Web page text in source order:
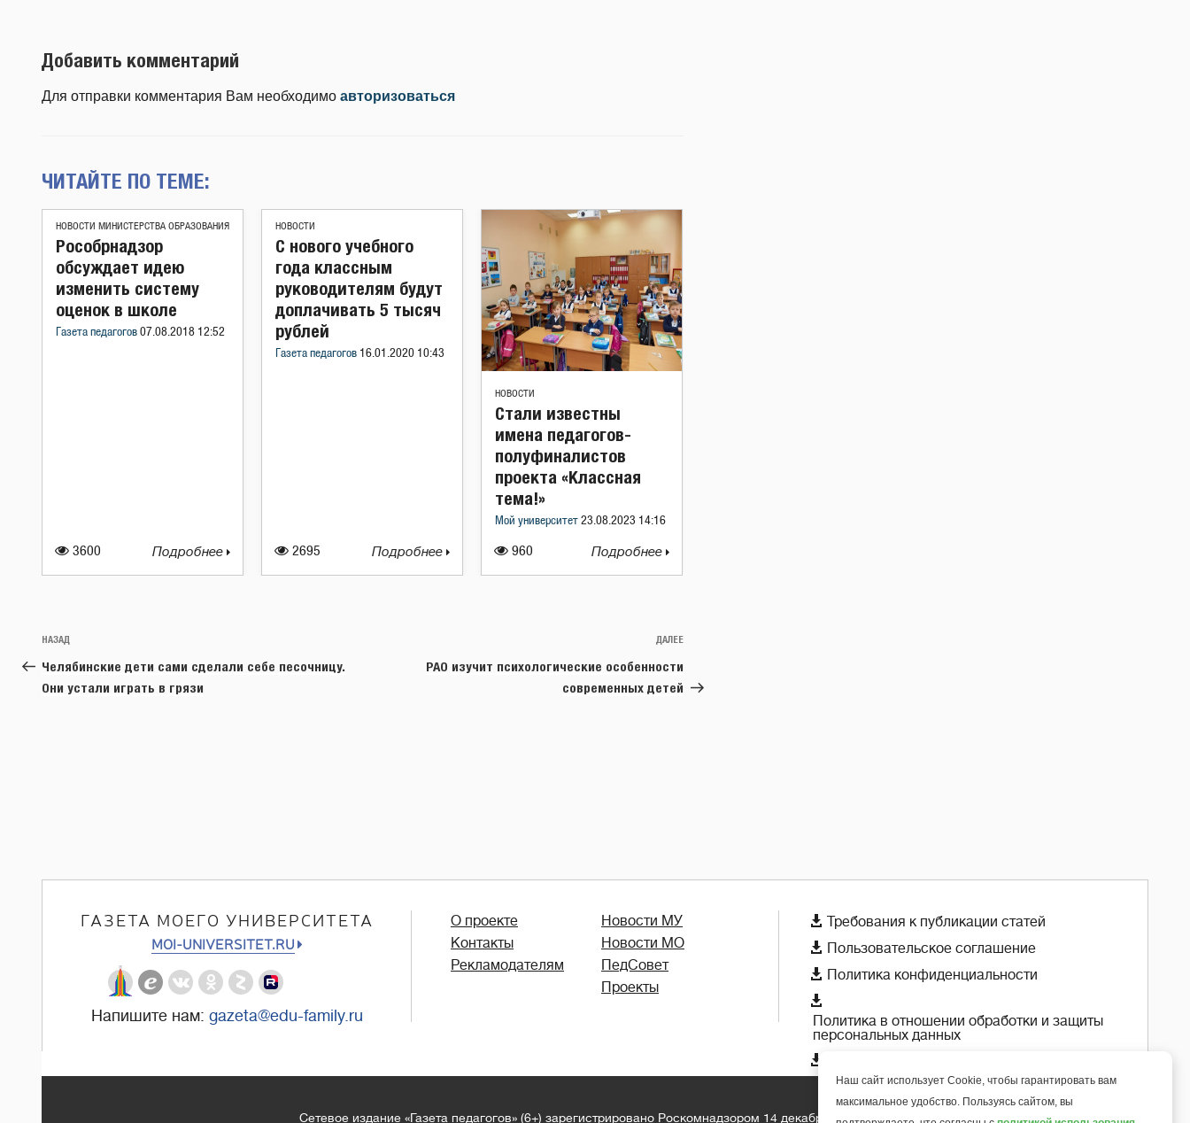
Добавить комментарий
Для отправки комментария Вам необходимо авторизоваться
ЧИТАЙТЕ ПО ТЕМЕ:
НОВОСТИ МИНИСТЕРСТВА ОБРАЗОВАНИЯ
3600
Рособрнадзор
обсуждает идею
изменить систему
оценок в школе
Газета педагогов 07.08.2018 12:52
Подробнее
НОВОСТИ
2695
С нового учебного
года классным
руководителям будут
доплачивать 5 тысяч
рублей
Газета педагогов 16.01.2020 10:43
Подробнее
НОВОСТИ
960
Стали известны
имена педагогов-
полуфиналистов
проекта «Классная
тема!»
Мой университет 23.08.2023 14:16
Подробнее
Навигация
по
записям
Предыдущая
запись:
НАЗАД
Челябинские дети сами сделали себе песочницу.
Они устали играть в грязи
Следующая
ДАЛЕЕ
РАО изучит психологические особенности
современных детей
ГАЗЕТА МОЕГО УНИВЕРСИТЕТА
MOI-UNIVERSITET.RU
Напишите нам: gazeta@edu-family.ru
О проекте
Контакты
Рекламодателям
Новости МУ
Новости МО
ПедСовет
Проекты
 Требования к публикации статей
 Пользовательское соглашение
 Политика конфиденциальности

Политика в отношении обработки и защиты
персональных данных

Сетевое издание «Газета педагогов» (6+) зарегистрировано Роскомнадзором 14 декабря 2018 года
Наш сайт использует Cookie, чтобы гарантировать вам
максимальное удобство. Пользуясь сайтом, вы